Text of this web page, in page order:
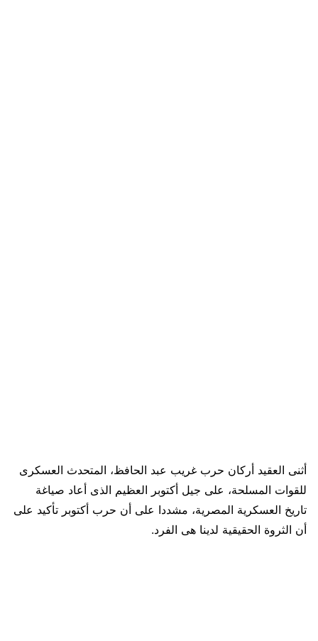
أثنى العقيد أركان حرب غريب عبد الحافظ، المتحدث العسكرى
للقوات المسلحة، على جيل أكتوبر العظيم الذى أعاد صياغة
تاريخ العسكرية المصرية، مشددا على أن حرب أكتوبر تأكيد على
أن الثروة الحقيقية لدينا هى الفرد.